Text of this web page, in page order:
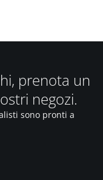
prenota un
negozi.
sono pronti a